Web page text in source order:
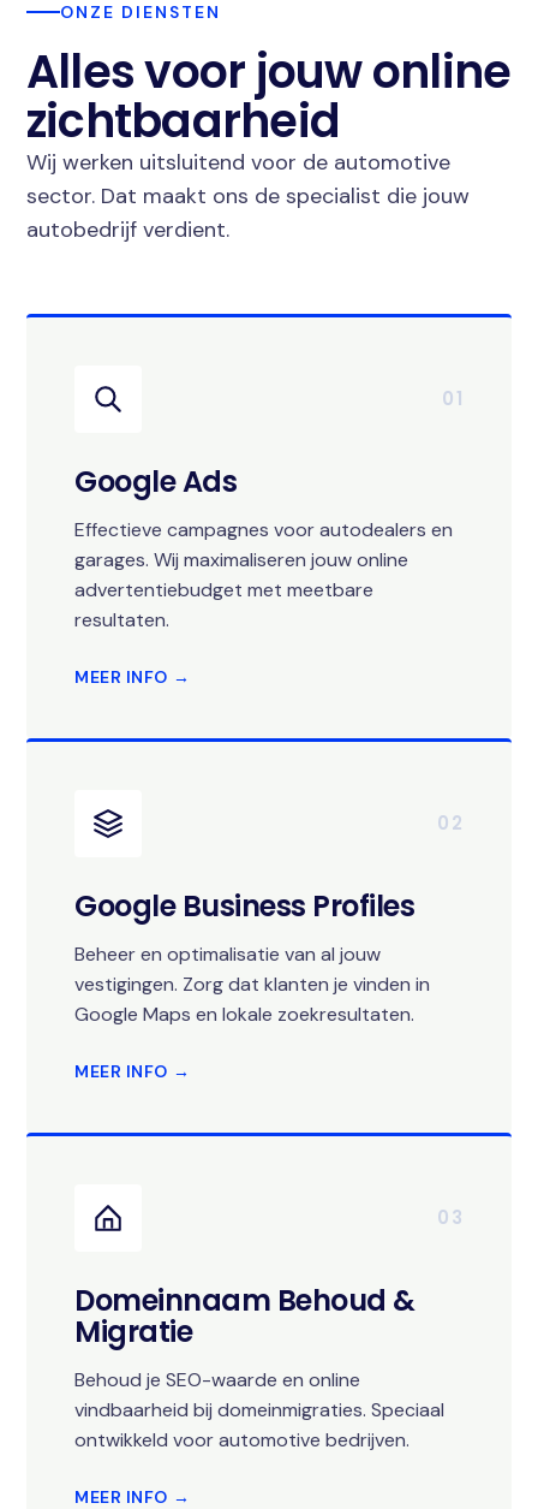
ONZE DIENSTEN
Alles voor jouw online
zichtbaarheid
Wij werken uitsluitend voor de automotive
sector. Dat maakt ons de specialist die jouw
autobedrijf verdient.
01
Google Ads
Effectieve campagnes voor autodealers en
garages. Wij maximaliseren jouw online
advertentiebudget met meetbare
resultaten.
MEER INFO →
02
Google Business Profiles
Beheer en optimalisatie van al jouw
vestigingen. Zorg dat klanten je vinden in
Google Maps en lokale zoekresultaten.
MEER INFO →
03
Domeinnaam Behoud &
Migratie
Behoud je SEO-waarde en online
vindbaarheid bij domeinmigraties. Speciaal
ontwikkeld voor automotive bedrijven.
MEER INFO →